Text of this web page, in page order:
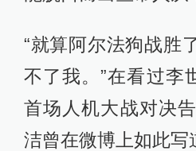
“就算阿尔法狗战胜
不了我。”在看过李
首场人机大战对决
洁曾在微博上如此写